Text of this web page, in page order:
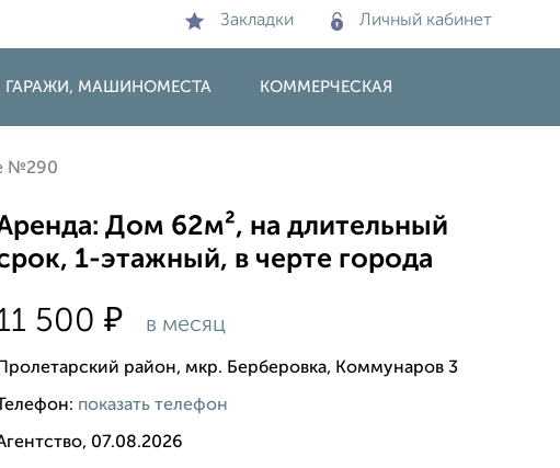
Закладки Личный кабинет
ГАРАЖИ, МАШИНОМЕСТА КОММЕРЧЕСКАЯ
№290
Дом 62м², на длительный
1-этажный, в черте города
500₽ в месяц
Пролетарский район, мкр. Берберовка, Коммунаров 3
Телефон: показать телефон
07.08.2026